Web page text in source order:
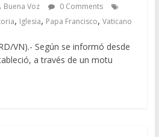
Buena Voz
0 Comments
, Iglesia, Papa Francisco, Vaticano
VN).- Según se informó desde
a través de un motu